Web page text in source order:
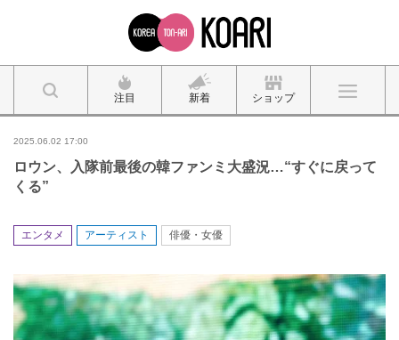
注目 新着 ショップ
2025.06.02 17:00
ロウン、入隊前最後の韓ファンミ大盛況…“すぐに戻って
くる”
エンタメ アーティスト 俳優・女優